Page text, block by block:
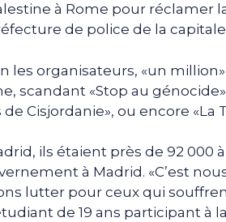
à Rome pour réclamer
de police de la
les organisateurs, «un
scandant «Stop au
de Cisjordanie», ou encore «La
ils étaient près de 92 000
à Madrid. «C’est
lutter pour ceux qui
de 19 ans participant à